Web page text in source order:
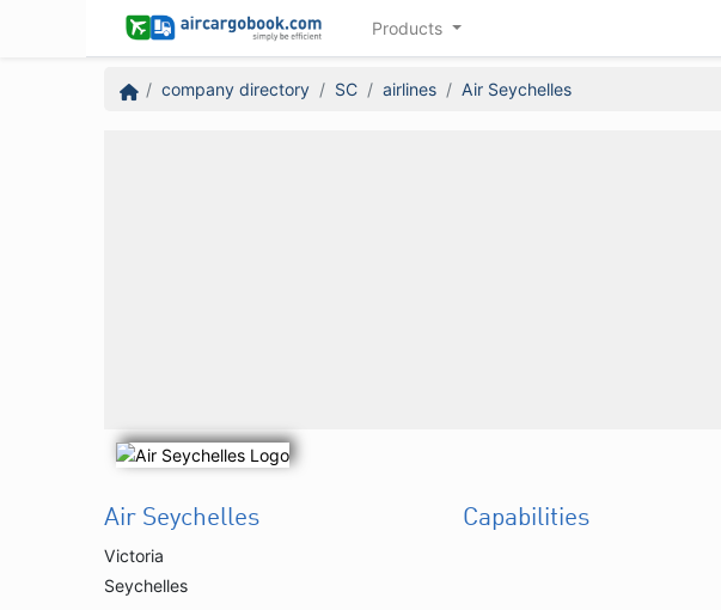
Products
company directory SC airlines Air Seychelles
Air Seychelles
Victoria
Seychelles
Capabilities